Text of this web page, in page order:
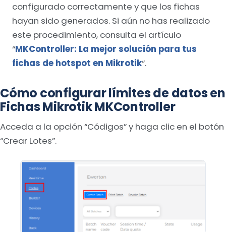
configurado correctamente y que los fichas
hayan sido generados. Si aún no has realizado
este procedimiento, consulta el artículo
“MKController: La mejor solución para tus
fichas de hotspot en Mikrotik“.
Cómo configurar límites de datos en
Fichas Mikrotik MKController
Acceda a la opción “Códigos” y haga clic en el botón
“Crear Lotes”.